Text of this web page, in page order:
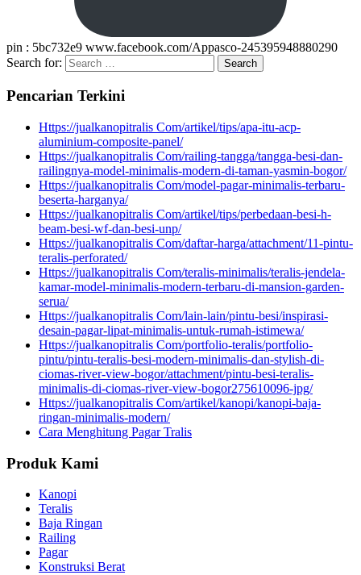
pin : 5bc732e9 www.facebook.com/Appasco-245395948880290
Search for:
Pencarian Terkini
Https://jualkanopitralis Com/artikel/tips/apa-itu-acp-
aluminium-composite-panel/
Https://jualkanopitralis Com/railing-tangga/tangga-besi-dan-
railingnya-model-minimalis-modern-di-taman-yasmin-bogor/
Https://jualkanopitralis Com/model-pagar-minimalis-terbaru-
beserta-harganya/
Https://jualkanopitralis Com/artikel/tips/perbedaan-besi-h-
beam-besi-wf-dan-besi-unp/
Https://jualkanopitralis Com/daftar-harga/attachment/11-pintu-
teralis-perforated/
Https://jualkanopitralis Com/teralis-minimalis/teralis-jendela-
kamar-model-minimalis-modern-terbaru-di-mansion-garden-
serua/
Https://jualkanopitralis Com/lain-lain/pintu-besi/inspirasi-
desain-pagar-lipat-minimalis-untuk-rumah-istimewa/
Https://jualkanopitralis Com/portfolio-teralis/portfolio-
pintu/pintu-teralis-besi-modern-minimalis-dan-stylish-di-
ciomas-river-view-bogor/attachment/pintu-besi-teralis-
minimalis-di-ciomas-river-view-bogor275610096-jpg/
Https://jualkanopitralis Com/artikel/kanopi/kanopi-baja-
ringan-minimalis-modern/
Cara Menghitung Pagar Tralis
Produk Kami
Kanopi
Teralis
Baja Ringan
Railing
Pagar
Konstruksi Berat